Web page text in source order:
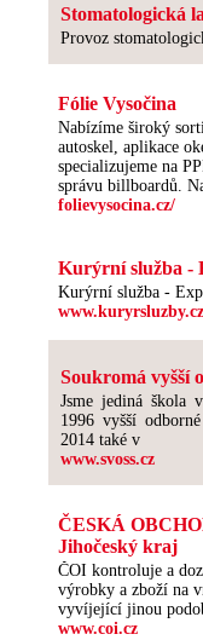
Stomatologická
Provoz
Fólie Vysočina
Nabízíme široký
autoskel, aplikace
specializujeme na
správu billboardů.
folievysocina.cz/
Kurýrní služba -
Kurýrní služba -
Soukromá vyšší
Jsme jediná škola
1996 vyšší
2014 také v
www.svoss.cz
ČESKÁ
Jihočeský kraj
ČOI kontroluje a
výrobky a zboží na
vyvíjející jinou
www.coi.cz